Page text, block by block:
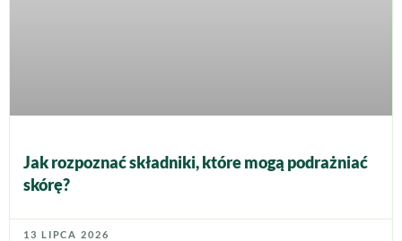
Jak rozpoznać składniki, które mogą podrażniać
skórę?
13 LIPCA 2026